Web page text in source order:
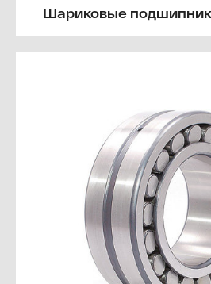
Шариковые